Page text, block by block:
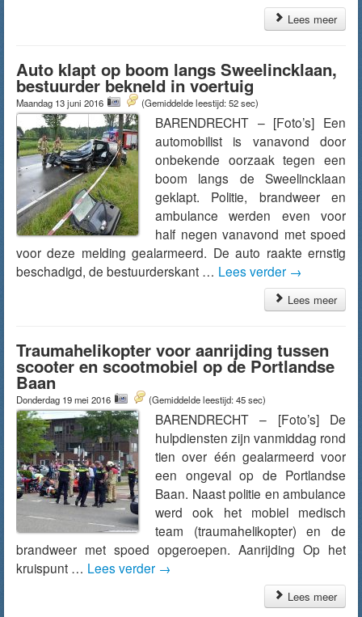
Lees meer
Auto klapt op boom langs Sweelincklaan,
bestuurder bekneld in voertuig
Maandag 13 juni 2016 (Gemiddelde leestijd: 52 sec)
BARENDRECHT – [Foto’s] Een
automobilist is vanavond door
onbekende oorzaak tegen een
boom langs de Sweelincklaan
geklapt. Politie, brandweer en
ambulance werden even voor
half negen vanavond met spoed
voor deze melding gealarmeerd. De auto raakte ernstig
beschadigd, de bestuurderskant … Lees verder →
Lees meer
Traumahelikopter voor aanrijding tussen
scooter en scootmobiel op de Portlandse
Baan
Donderdag 19 mei 2016 (Gemiddelde leestijd: 45 sec)
BARENDRECHT – [Foto’s] De
hulpdiensten zijn vanmiddag rond
tien over één gealarmeerd voor
een ongeval op de Portlandse
Baan. Naast politie en ambulance
werd ook het mobiel medisch
team (traumahelikopter) en de
brandweer met spoed opgeroepen. Aanrijding Op het
kruispunt … Lees verder →
Lees meer